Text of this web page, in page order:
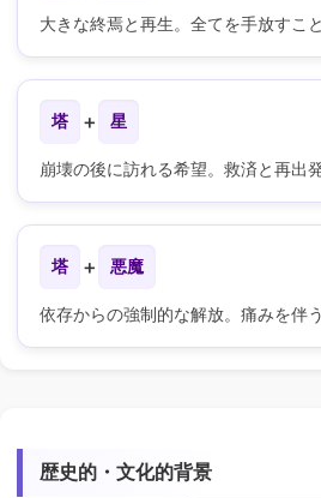
大きな終焉と再生。全てを手放すこ
塔 ＋ 星
崩壊の後に訪れる希望。救済と再出
塔 ＋ 悪魔
依存からの強制的な解放。痛みを伴
歴史的・文化的背景